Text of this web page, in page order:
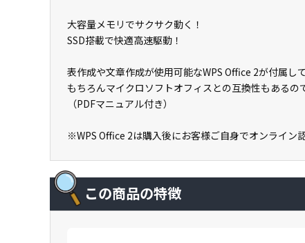
大容量メモリでサクサク動く！
SSD搭載で快適高速駆動！
表作成や文章作成が使用可能なWPS Office 2が付属し
もちろんマイクロソフトオフィスとの互換性もあるの
（PDFマニュアル付き）
※WPS Office 2は購入後にお客様ご自身でオンライン
この商品の特徴